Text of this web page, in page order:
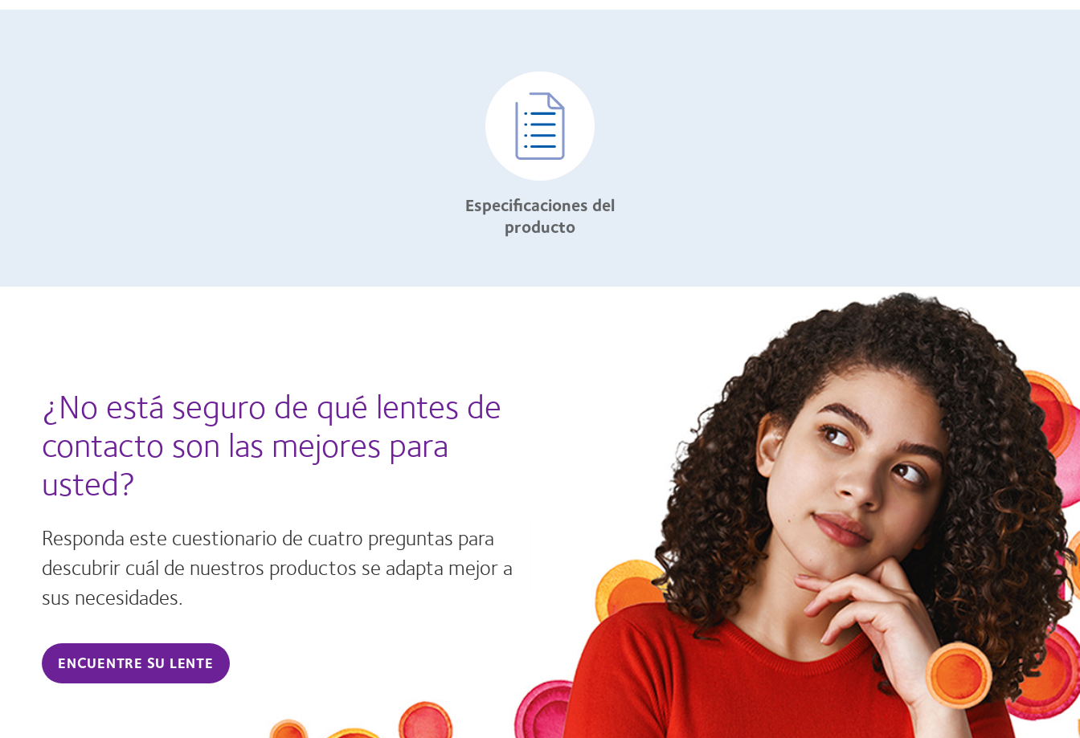
Especificaciones del
producto
¿No está seguro de qué lentes de
contacto son las mejores para
usted?
Responda este cuestionario de cuatro preguntas para
descubrir cuál de nuestros productos se adapta mejor a
sus necesidades.
ENCUENTRE SU LENTE